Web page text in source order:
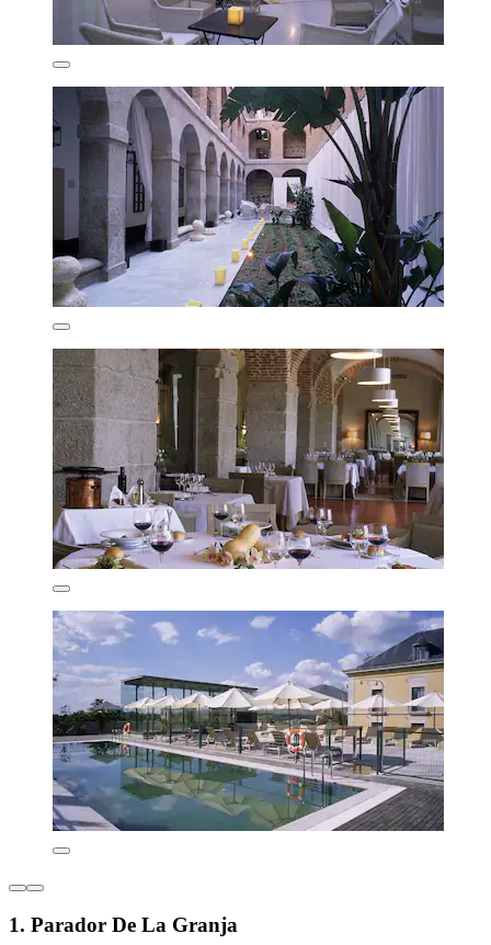
1. Parador De La Granja